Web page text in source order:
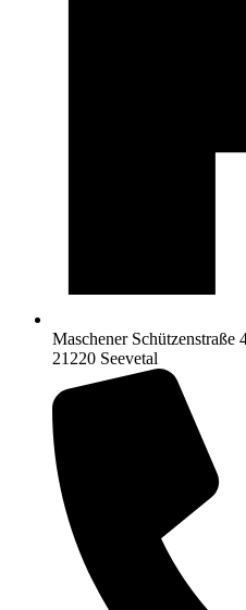
Maschener Schützenstraße
21220 Seevetal